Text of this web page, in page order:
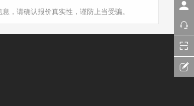
，请确认报价真实性，谨防上当受骗。